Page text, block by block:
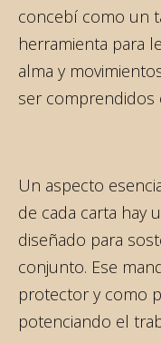
concebí como un
herramienta para
alma y
ser comprendidos
Un aspecto
de cada carta hay
diseñado para
conjunto. Ese
protector y como
potenciando el